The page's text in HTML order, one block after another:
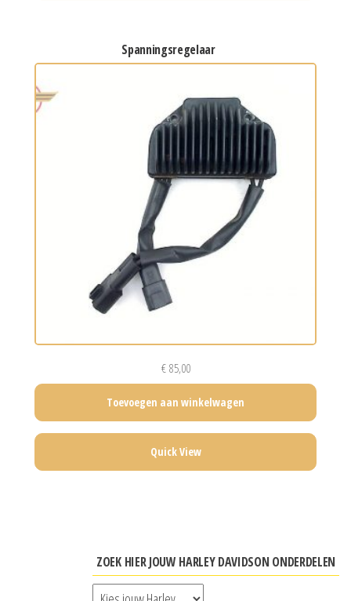
spanningsregelaar
€85,00
Toevoegen aan winkelwagen
Quick View
ZOEK HIER JOUW HARLEY DAVIDSON ONDERDELEN